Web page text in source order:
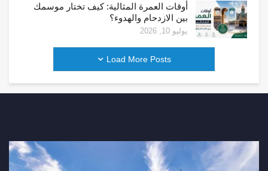
أوقات العمرة المثالية: كيف تختار موسمك
بين الازدحام والهدوء؟
يوليو 10, 2026
Load More Posts